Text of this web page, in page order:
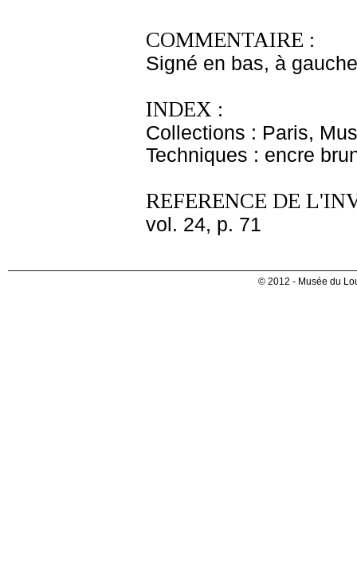
COMMENTAIRE :
Signé en bas, à
INDEX :
Collections : Paris,
Techniques : encre
REFERENCE DE
vol. 24, p. 71
© 2012 - Musée du